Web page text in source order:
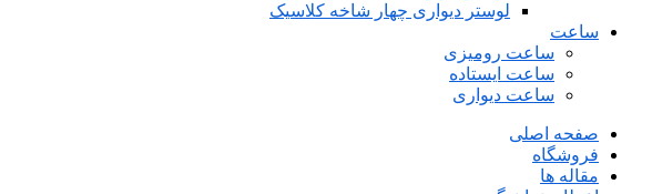
لوستر دیواری چهار شاخه کلاسیک
ساعت
ساعت رومیزی
ساعت ایستاده
ساعت دیواری
صفحه اصلی
فروشگاه
مقاله ها